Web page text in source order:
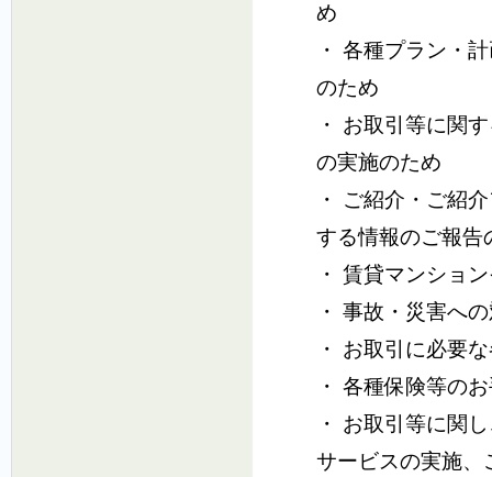
め
・ 各種プラン・
のため
・ お取引等に関
の実施のため
・ ご紹介・ご紹
する情報のご報告
・ 賃貸マンショ
・ 事故・災害へ
・ お取引に必要
・ 各種保険等の
・ お取引等に関
サービスの実施、